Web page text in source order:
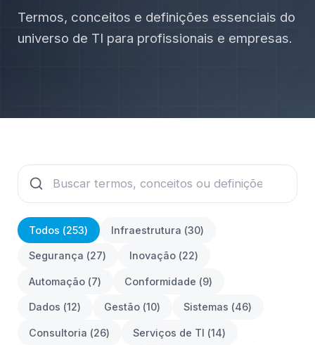
Termos, conceitos e definições essenciais do
universo de TI para profissionais e empresas.
Todos (253) Infraestrutura (30)
Segurança (27) Inovação (22)
Automação (7) Conformidade (9)
Dados (12) Gestão (10) Sistemas (46)
Consultoria (26) Serviços de TI (14)